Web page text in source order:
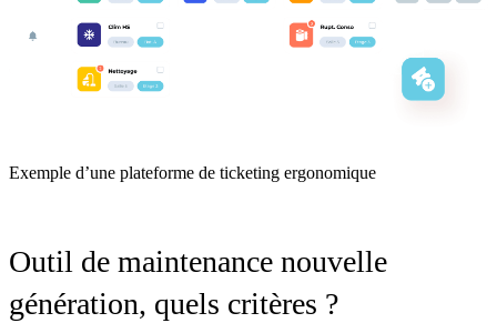
Exemple d’une plateforme de ticketing ergonomique
Outil de maintenance nouvelle
génération, quels critères ?